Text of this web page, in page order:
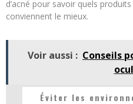
d’acné pour savoir quels
conviennent le mieux.
Voir aussi : Conseils
Éviter les